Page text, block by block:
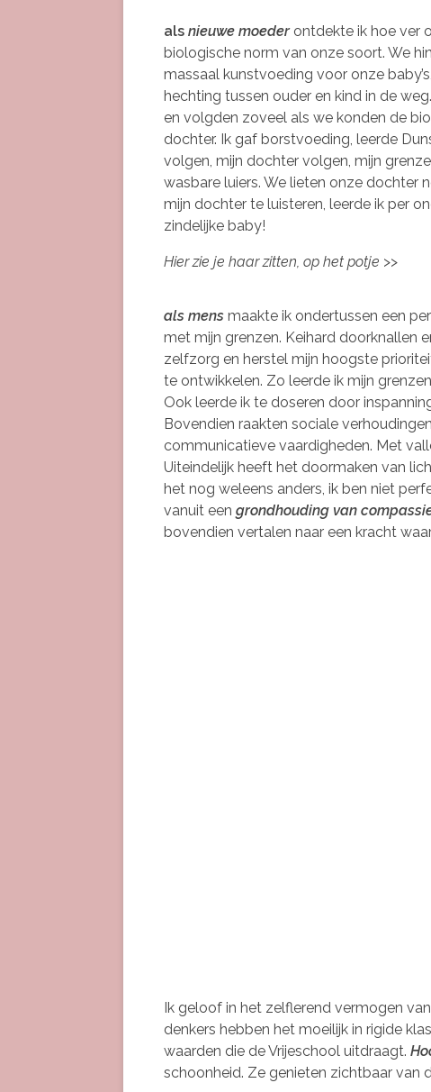
als nieuwe moederontdekte ik hoe ver
biologische norm van onze soort. We
massaal kunstvoeding voor onze
hechting tussen ouder en kind in de
en volgden zoveel als we konden de
dochter. Ik gaf borstvoeding, leerde
volgen, mijn dochter volgen, mijn
wasbare luiers. We lieten onze dochter
mijn dochter te luisteren, leerde ik per
zindelijke baby!
Hier zie je haar zitten, op het potje >>
als mens maakte ik ondertussen een
met mijn grenzen. Keihard doorknallen
zelfzorg en herstel mijn hoogste
te ontwikkelen. Zo leerde ik mijn
Ook leerde ik te doseren door
Bovendien raakten sociale
communicatieve vaardigheden. Met
Uiteindelijk heeft het doormaken van
het nog weleens anders, ik ben niet
vanuit een grondhouding van
bovendien vertalen naar een kracht
Ik geloof in het zelflerend vermogen
denkers hebben het moeilijk in rigide
waarden die de Vrijeschool uitdraagt.
schoonheid. Ze genieten zichtbaar van